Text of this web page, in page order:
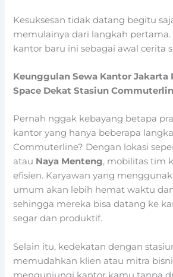
Kesuksesan tidak datang begitu
memulainya dari langkah pertama.
kantor baru ini sebagai awal cerita
Keunggulan Sewa Kantor Jakarta
Space Dekat Stasiun
Pernah nggak kebayang betapa
kantor yang hanya beberapa
Commuterline? Dengan lokasi
atau Naya Menteng, mobilitas tim
efisien. Karyawan yang
umum akan lebih hemat waktu
sehingga mereka bisa datang ke
segar dan produktif.
Selain itu, kedekatan dengan
memudahkan klien atau mitra